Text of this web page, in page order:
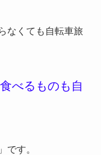
なくても自転車旅
べるものも自
です。